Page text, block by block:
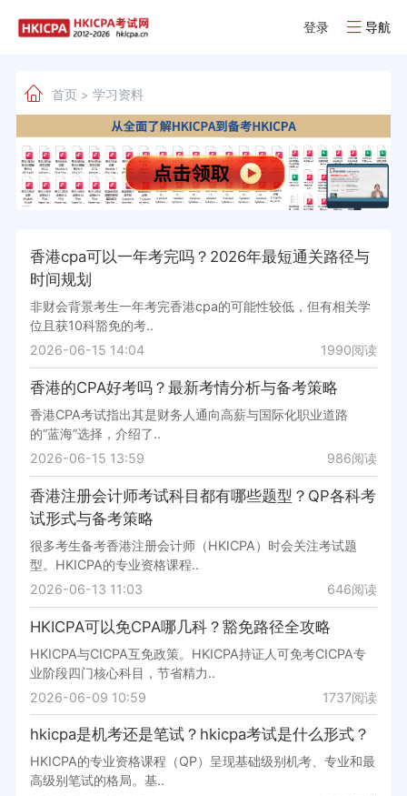
登录 导航
首页> 学习资料
香港cpa可以一年考完吗？2026年最短通关路径与
时间规划
非财会背景考生一年考完香港cpa的可能性较低，但有相关学
位且获10科豁免的考..
2026-06-15 14:04
1990阅读
香港的CPA好考吗？最新考情分析与备考策略
香港CPA考试指出其是财务人通向高薪与国际化职业道路
的“蓝海”选择，介绍了..
2026-06-15 13:59
986阅读
香港注册会计师考试科目都有哪些题型？QP各科考
试形式与备考策略
很多考生备考香港注册会计师（HKICPA）时会关注考试题
型。HKICPA的专业资格课程..
2026-06-13 11:03
646阅读
HKICPA可以免CPA哪几科？豁免路径全攻略
HKICPA与CICPA互免政策。HKICPA持证人可免考CICPA专
业阶段四门核心科目，节省精力..
2026-06-09 10:59
1737阅读
hkicpa是机考还是笔试？hkicpa考试是什么形式？
HKICPA的专业资格课程（QP）呈现基础级别机考、专业和最
高级别笔试的格局。基..